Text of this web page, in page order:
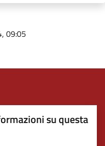
09:05
su questa